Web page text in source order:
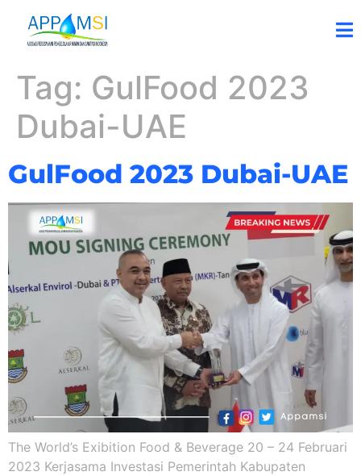
Tag: GulFood 2023
Dubai-UAE
GulFood 2023 Dubai-UAE
The World’s Exibition Food & Beverage 20 – 24 Februari
2023 Kerjasama Investasi Pemerintah Kabupaten